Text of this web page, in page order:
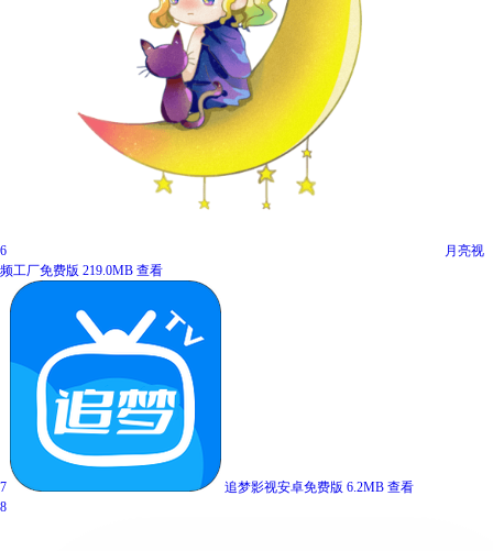
6
月亮视
频工厂免费版 219.0MB 查看
7 追梦影视安卓免费版 6.2MB 查看
8